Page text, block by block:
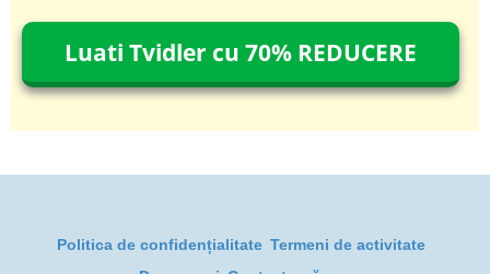
Luati Tvidler cu 70% REDUCERE
Politica de confidențialitate Termeni de activitate